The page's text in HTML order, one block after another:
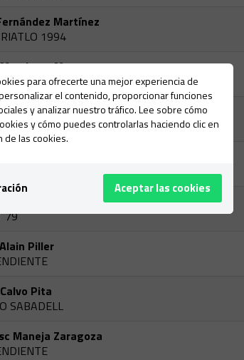
Martínez
1994
Marset
CATALAN
79
Piller
Pita
SABADELL
Maneja Zaragoza
para ofrecerte una mejor experiencia de
el contenido, proporcionar funciones
y analizar nuestro tráfico. Lee sobre cómo
y cómo puedes controlarlas haciendo clic en
de las cookies.
Aceptar las cookies